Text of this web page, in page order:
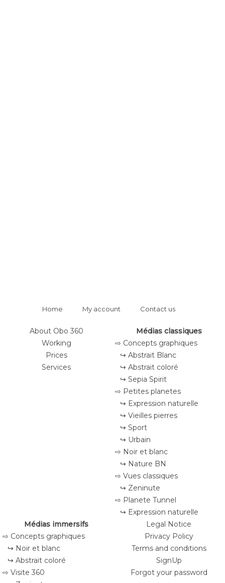
Home My account Contact us
About Obo 360
Working
Prices
Services
Médias classiques
⇨ Concepts graphiques
↪ Abstrait Blanc
↪ Abstrait coloré
↪ Sepia Spirit
⇨ Petites planetes
↪ Expression naturelle
↪ Vieilles pierres
↪ Sport
↪ Urbain
⇨ Noir et blanc
↪ Nature BN
⇨ Vues classiques
↪ Zeninute
⇨ Planete Tunnel
↪ Expression naturelle
Médias immersifs
⇨ Concepts graphiques
↪ Noir et blanc
↪ Abstrait coloré
⇨ Visite 360
Legal Notice
Privacy Policy
Terms and conditions
SignUp
Forgot your password